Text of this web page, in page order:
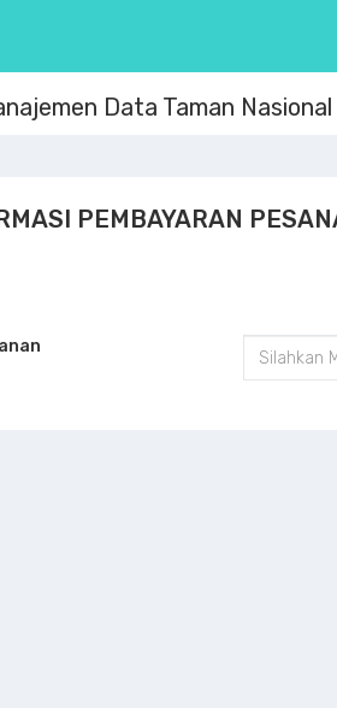
Data Taman
PEMBAYARAN